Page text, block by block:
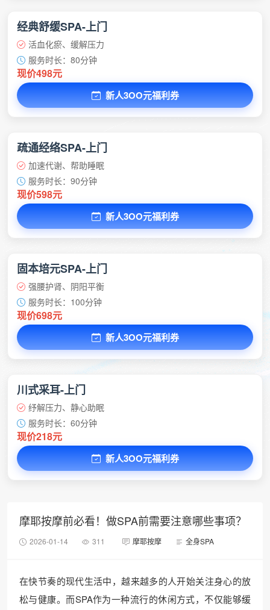
经典舒缓SPA-上门
活血化瘀、缓解压力
服务时长：80分钟
现价498元
新人3OO元福利券
疏通经络SPA-上门
加速代谢、帮助睡眠
服务时长：90分钟
现价598元
新人3OO元福利券
固本培元SPA-上门
强腰护肾、阴阳平衡
服务时长：100分钟
现价698元
新人3OO元福利券
川式采耳-上门
纾解压力、静心助眠
服务时长：60分钟
现价218元
新人3OO元福利券
摩耶按摩前必看！做SPA前需要注意哪些事项？
2026-01-14 311 摩耶按摩 全身SPA
在快节奏的现代生活中，越来越多的人开始关注身心的放
松与健康。而SPA作为一种流行的休闲方式，不仅能够缓